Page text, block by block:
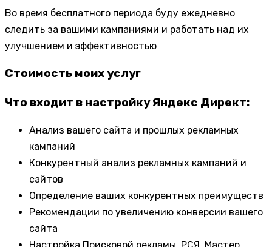
Во время бесплатного периода буду ежедневно
следить за вашими кампаниями и работать над их
улучшением и эффективностью
Стоимость моих услуг
Что входит в настройку Яндекс Директ:
Анализ вашего сайта и прошлых рекламных
кампаний
Конкурентный анализ рекламных кампаний и
сайтов
Определение ваших конкурентных преимуществ
Рекомендации по увеличению конверсии вашего
сайта